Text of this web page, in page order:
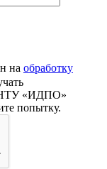
на обработку
«ИДПО»
попытку.